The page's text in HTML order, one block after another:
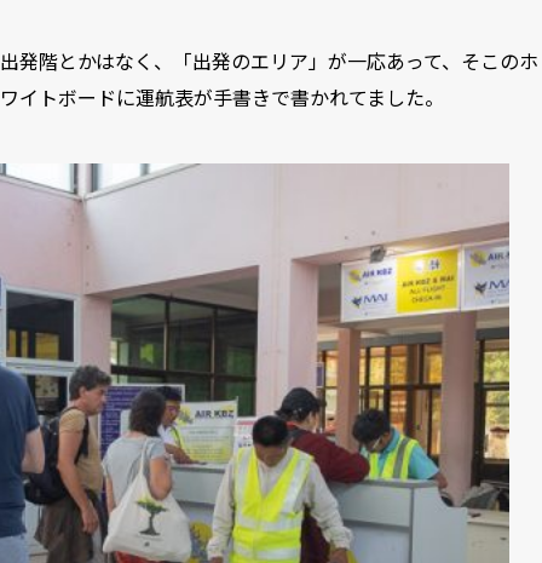
出発階とかはなく、「出発のエリア」が一応あって、そこのホ
ワイトボードに運航表が手書きで書かれてました。